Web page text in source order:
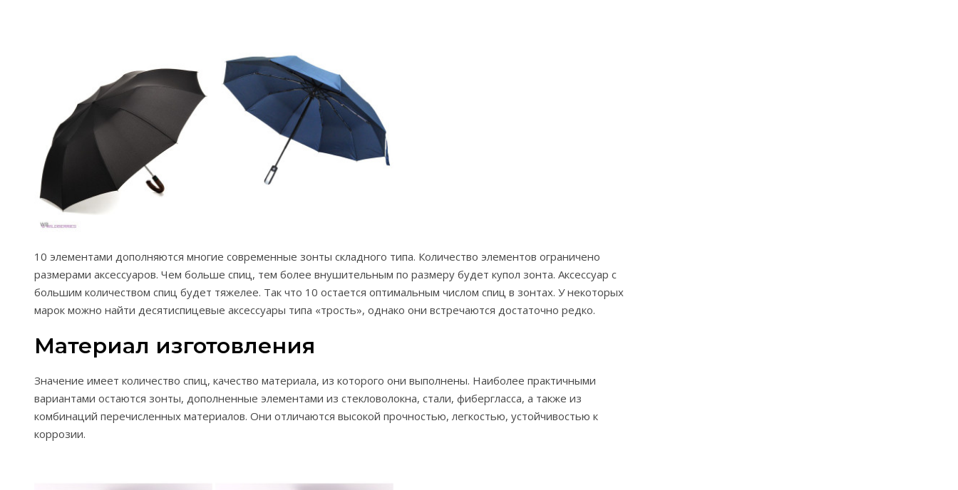
10 элементами дополняются многие современные зонты складного типа. Количество элементов ограничено
размерами аксессуаров. Чем больше спиц, тем более внушительным по размеру будет купол зонта. Аксессуар с
большим количеством спиц будет тяжелее. Так что 10 остается оптимальным числом спиц в зонтах. У некоторых
марок можно найти десятиспицевые аксессуары типа «трость», однако они встречаются достаточно редко.
Материал изготовления
Значение имеет количество спиц, качество материала, из которого они выполнены. Наиболее практичными
вариантами остаются зонты, дополненные элементами из стекловолокна, стали, фибергласса, а также из
комбинаций перечисленных материалов. Они отличаются высокой прочностью, легкостью, устойчивостью к
коррозии.